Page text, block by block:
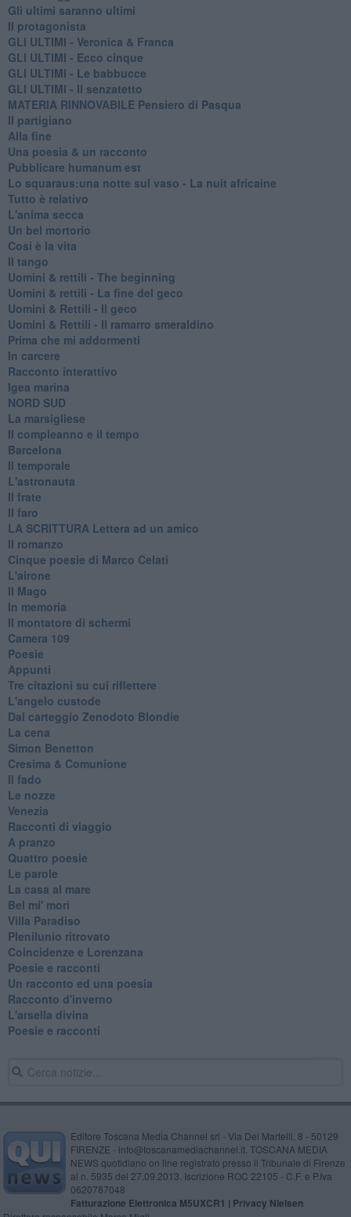
Gli ultimi saranno ultimi
Il protagonista
GLI ULTIMI - Veronica & Franca
GLI ULTIMI - Ecco cinque
GLI ULTIMI - Le babbucce
GLI ULTIMI - Il senzatetto
MATERIA RINNOVABILE Pensiero di Pasqua
Il partigiano
Alla fine
Una poesia & un racconto
Pubblicare humanum est
Lo squaraus:una notte sul vaso - La nuit africaine
Tutto è relativo
L'anima secca
Un bel mortorio
Cosi è la vita
Il tango
​Uomini & rettili - The beginning
​Uomini & rettili - La fine del geco
Uomini & Rettili - Il geco
Uomini & Rettili - Il ramarro smeraldino
Prima che mi addormenti
In carcere
Racconto interattivo
Igea marina
​NORD SUD
La marsigliese
Il compleanno e il tempo
Barcelona
Il temporale
L'astronauta
Il frate
Il faro
​LA SCRITTURA Lettera ad un amico
Il romanzo
Cinque poesie di Marco Celati
L'airone
Il Mago
In memoria
Il montatore di schermi
Camera 109
Poesie
Appunti
Tre citazioni su cui riflettere
L'angelo custode
Dal carteggio Zenodoto Blondie
La cena
Simon Benetton
Cresima & Comunione
Il fado
Le nozze
Venezia
Racconti di viaggio
A pranzo
Quattro poesie
Le parole
La casa al mare
Bel mi' morì
Villa Paradiso
Plenilunio ritrovato
Coincidenze e Lorenzana
Poesie e racconti
Un racconto ed una poesia
Racconto d'inverno
​L'arsella divina
Poesie e racconti
Editore Toscana Media Channel srl - Via Dei Martelli, 8 - 50129
FIRENZE - info@toscanamediachannel.it. TOSCANA MEDIA
NEWS quotidiano on line registrato presso il Tribunale di Firenze
al n. 5935 del 27.09.2013. Iscrizione ROC 22105 - C.F. e P.Iva
0620787048
Fatturazione Elettronica M5UXCR1 | Privacy Nielsen